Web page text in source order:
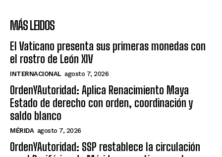
MÁS LEIDOS
El Vaticano presenta sus primeras monedas con
el rostro de León XIV
INTERNACIONAL agosto 7, 2026
OrdenYAutoridad: Aplica Renacimiento Maya
Estado de derecho con orden, coordinación y
saldo blanco
MÉRIDA agosto 7, 2026
OrdenYAutoridad: SSP restablece la circulación